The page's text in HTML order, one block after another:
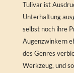
Tulivar ist
Unterhaltung
selbst noch ihre
Augenzwinkern
des Genres
Werkzeug, und